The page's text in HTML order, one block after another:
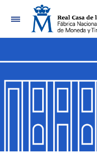
Erakutsi/Ezkutatu
Erakutsi/Ezkutatu
Erakutsi/Ezkutatu